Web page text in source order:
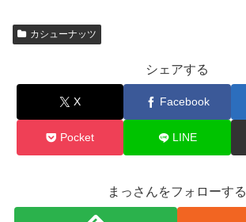
カシューナッツ
シェアする
X Facebook
Pocket LINE
まっさんをフォローする